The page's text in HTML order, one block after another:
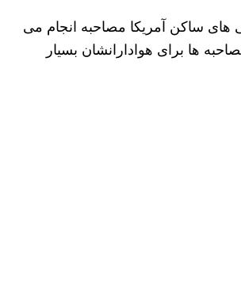
های ساکن آمریکا مصاحبه انجام می
ها برای هوادارانشان بسیار